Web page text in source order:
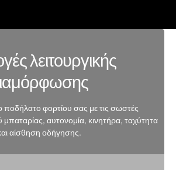
λειτουργικής
ποδήλατο φορτίου σας με τις σωστές
μπαταρίας, αυτονομία, κινητήρα, ταχύτητα
αίσθηση οδήγησης.